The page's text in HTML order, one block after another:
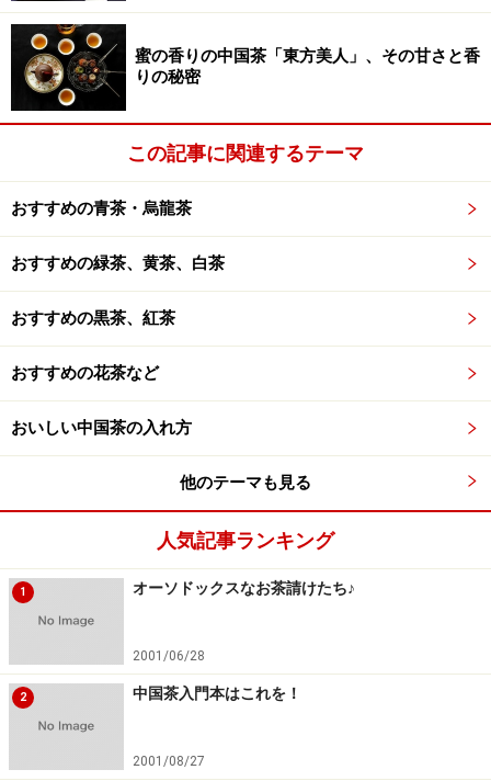
10月3
日
（月）
■ 高橋恵子さんと楽しむ中国茶会（東京・竹
里館）
内容：フリーアナウンサーの高橋さんとお茶
を飲む会
時間：19:00～20:30
予約：竹里館（電話：03-5412-8280、
ル）
日
（火）
■ 文の茶に見る中国茶の世界（東京・迎茶）
内容：寶田裕和さんを迎えて、茶葉・水選び
ークショップ
時間：19:00～21:00
場所：迎茶
会費：3,500円（税込）
予約：
迎茶 （電話：03-5754-1785）
10月5
（水）
■ 台湾茶藝「功夫茶」講座（東京・竹里館）
内容：本格的な功夫茶の淹れ方をマスターし
たい方向けの講座
蜜の香りの中国茶「東方美人」、その甘さと香
りの秘密
この記事に関連するテーマ
おすすめの青茶・烏龍茶
おすすめの緑茶、黄茶、白茶
おすすめの黒茶、紅茶
おすすめの花茶など
おいしい中国茶の入れ方
他のテーマも見る
人気記事ランキング
1 オーソドックスなお茶請けたち♪
2001/06/28
2 中国茶入門本はこれを！
2001/08/27